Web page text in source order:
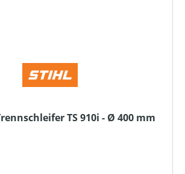
TS 910i - Ø 400 mm